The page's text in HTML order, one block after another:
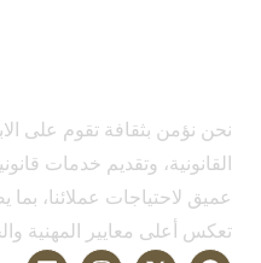
نحن نؤمن بثقافة تقوم على
القانونية، وتقديم خدمات
عميق لاحتياجات عملائنا،
تعكس أعلى معايير المهنية